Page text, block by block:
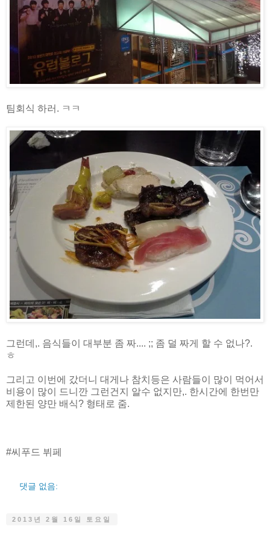
팀회식 하러. ㅋㅋ
그런데,. 음식들이 대부분 좀 짜.... ;; 좀 덜 짜게 할 수 없나?.
ㅎ
그리고 이번에 갔더니 대게나 참치등은 사람들이 많이 먹어서
비용이 많이 드니깐 그런건지 알수 없지만,. 한시간에 한번만
제한된 양만 배식? 형태로 줌.
#씨푸드 뷔페
댓글 없음:
2013년 2월 16일 토요일